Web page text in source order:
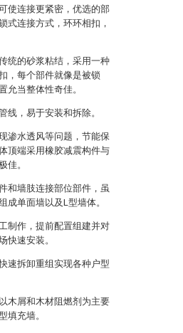
使连接更紧密，优选的部
式连接方式，环环相扣，
统的砂浆粘结，采用一种
，每个部件就像是被锁
允当整体性奇佳。
线，易于安装和拆除。
渗水透风等问题，节能保
顶端采用橡胶减震构件与
佳。
和墙肢连接部位部件，虽
成单面墙以及L型墙体。
制作，提前配置组建并对
快速安装。
速拆卸重组实现各种户型
木屑和木材阻燃剂为主要
填充墙。